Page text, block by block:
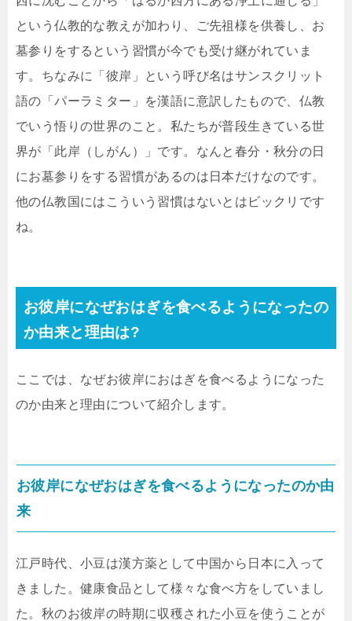
という仏教的な教えが加わり、ご先祖様を供養し、お
墓参りをするという習慣が今でも受け継がれていま
す。ちなみに「彼岸」という呼び名はサンスクリット
語の「パーラミター」を漢語に意訳したもので、仏教
でいう悟りの世界のこと。私たちが普段生きている世
界が「此岸（しがん）」です。なんと春分・秋分の日
にお墓参りをする習慣があるのは日本だけなのです。
他の仏教国にはこういう習慣はないとはビックリです
ね。
お彼岸になぜおはぎを食べるようになったの
か由来と理由は?
ここでは、なぜお彼岸におはぎを食べるようになった
のか由来と理由について紹介します。
お彼岸になぜおはぎを食べるようになったのか由
来
江戸時代、小豆は漢方薬として中国から日本に入って
きました。健康食品として様々な食べ方をしていまし
た。秋のお彼岸の時期に収穫された小豆を使うことが